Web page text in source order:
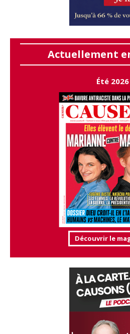
Actuellement
Été 2026
Découvrir le